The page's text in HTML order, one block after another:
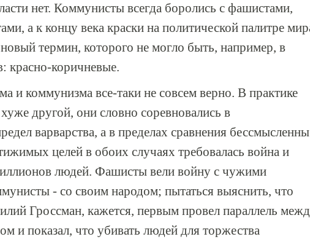
нет. Коммунисты всегда боролись с фашистами,
а к концу века краски на политической палитре
термин, которого не могло быть, например, в
красно-коричневые.
и коммунизма все-таки не совсем верно. В практике
другой, они словно соревновались в
варварства, а в пределах сравнения
целей в обоих случаях требовалась война и
людей. Фашисты вели войну с чужими
- со своим народом; пытаться выяснить, что
Гроссман, кажется, первым провел параллель
и показал, что убивать людей для торжества